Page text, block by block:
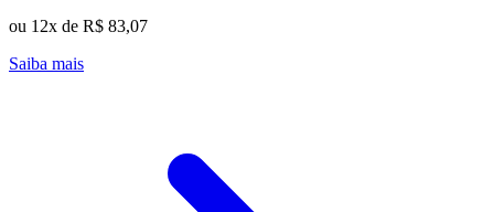
ou 12x de R$ 83,07
Saiba mais